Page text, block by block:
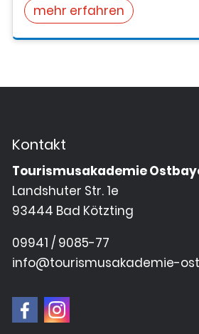
mehr erfahren
Kontakt
Tourismusakademie
Landshuter Str. 1e
93444 Bad Kötzting
09941 / 9085-77
info@tourismusakademie-